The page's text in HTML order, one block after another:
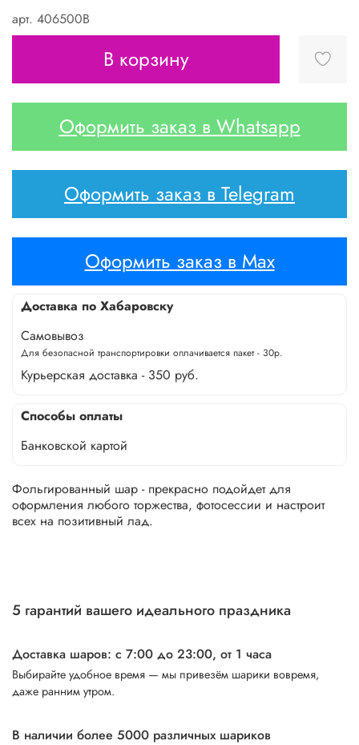
арт. 406500B
В корзину
Оформить заказ в Whatsapp
Оформить заказ в Telegram
Оформить заказ в Max
Доставка по Хабаровску
Самовывоз
Для безопасной транспортировки оплачивается пакет - 30р.
Курьерская доставка - 350 руб.
Способы оплаты
Банковской картой
Фольгированный шар - прекрасно подойдет для
оформления любого торжества, фотосессии и настроит
всех на позитивный лад.
5 гарантий вашего идеального праздника
Доставка шаров: с 7:00 до 23:00, от 1 часа
Выбирайте удобное время — мы привезём шарики вовремя,
даже ранним утром.
В наличии более 5000 различных шариков